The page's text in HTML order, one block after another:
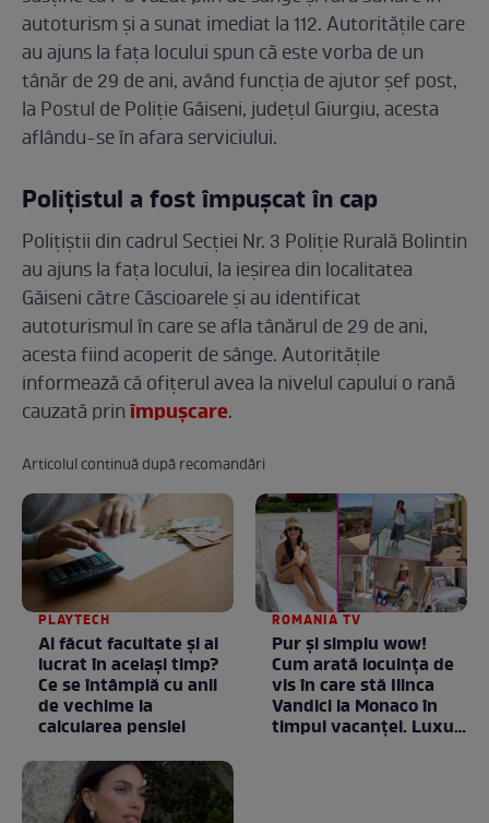
autoturism și a sunat imediat la 112. Autoritățile care
au ajuns la fața locului spun că este vorba de un
tânăr de 29 de ani, având funcţia de ajutor şef post,
la Postul de Poliţie Găiseni, judeţul Giurgiu, acesta
aflându-se în afara serviciului.
Polițistul a fost împușcat în cap
Polițiștii din cadrul Secției Nr. 3 Poliție Rurală Bolintin
au ajuns la fața locului, la ieșirea din localitatea
Găiseni către Căscioarele și au identificat
autoturismul în care se afla tânărul de 29 de ani,
acesta fiind acoperit de sânge. Autoritățile
informează că ofițerul avea la nivelul capului o rană
cauzată prinîmpușcare.
Articolul continuă după recomandări
PLAYTECH
Ai făcut facultate și ai
lucrat în același timp?
Ce se întâmplă cu anii
de vechime la
calcularea pensiei
ROMANIA TV
Pur și simplu wow!
Cum arată locuința de
vis în care stă Ilinca
Vandici la Monaco în
timpul vacanței. Luxul